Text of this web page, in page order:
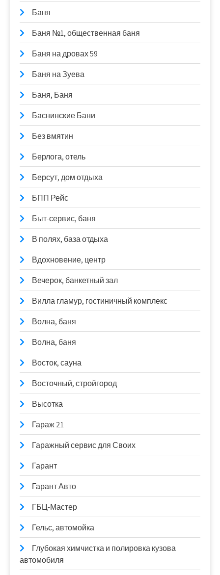
Баня
Баня №1, общественная баня
Баня на дровах 59
Баня на Зуева
Баня, Баня
Баснинские Бани
Без вмятин
Берлога, отель
Берсут, дом отдыха
БПП Рейс
Быт-сервис, баня
В полях, база отдыха
Вдохновение, центр
Вечерок, банкетный зал
Вилла гламур, гостиничный комплекс
Волна, баня
Волна, баня
Восток, сауна
Восточный, стройгород
Высотка
Гараж 21
Гаражный сервис для Своих
Гарант
Гарант Авто
ГБЦ-Мастер
Гельс, автомойка
Глубокая химчистка и полировка кузова
автомобиля